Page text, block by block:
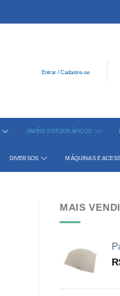
Entrar / Cadastre-se
PAPÉIS FOTOGRÁFICOS
DIVERSOS MÁQUINAS E
MAIS